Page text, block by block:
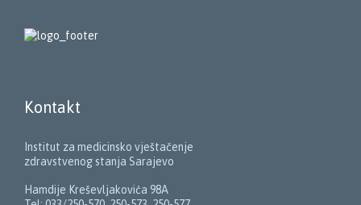
Kontakt
Institut za medicinsko vještačenje
zdravstvenog stanja Sarajevo
Hamdije Kreševljakovića 98A